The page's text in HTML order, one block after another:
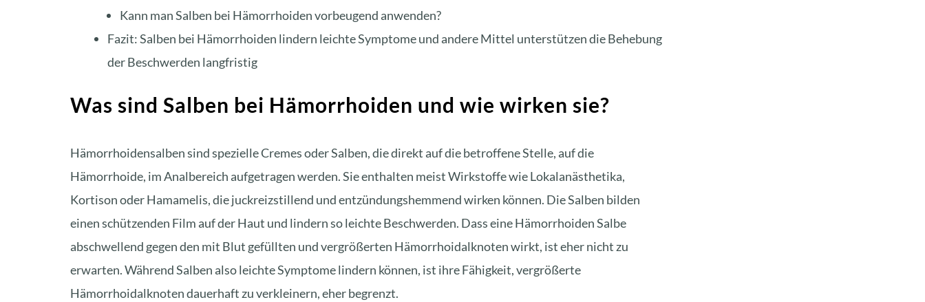
Kann man Salben bei Hämorrhoiden vorbeugend anwenden?
Fazit: Salben bei Hämorrhoiden lindern leichte Symptome und andere Mittel unterstützen die Behebung
der Beschwerden langfristig
Was sind Salben bei Hämorrhoiden und wie wirken sie?
Hämorrhoidensalbensind spezielle Cremes oder Salben, die direkt auf die betroffene Stelle, auf die
Hämorrhoide, im Analbereich aufgetragen werden. Sie enthalten meist Wirkstoffe wie Lokalanästhetika,
Kortison oder Hamamelis, die juckreizstillend und entzündungshemmend wirken können. Die Salben bilden
einen schützenden Film auf der Haut und lindern soleichte Beschwerden. Dass eine Hämorrhoiden Salbe
abschwellend gegen den mit Blut gefüllten und vergrößerten Hämorrhoidalknoten wirkt, ist eher nicht zu
erwarten. Während Salben also leichte Symptome lindern können, ist ihre Fähigkeit, vergrößerte
Hämorrhoidalknoten dauerhaft zu verkleinern, eher begrenzt.